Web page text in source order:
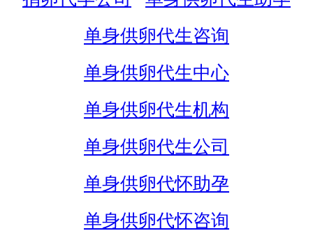
单身供卵代生咨询
单身供卵代生中心
单身供卵代生机构
单身供卵代生公司
单身供卵代怀助孕
单身供卵代怀咨询